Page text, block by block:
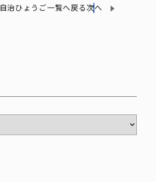
自治ひょうご一覧へ戻る次へ